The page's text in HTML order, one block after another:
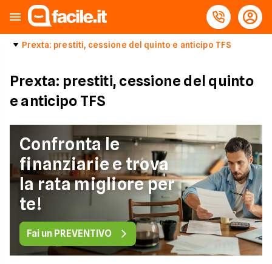
Prexta: prestiti, cessione del quinto e anticipo TFS
Prexta: prestiti, cessione del quinto
e anticipo TFS
Confronta le
finanziarie e trova
la rata migliore per
te!
Fai un PREVENTIVO